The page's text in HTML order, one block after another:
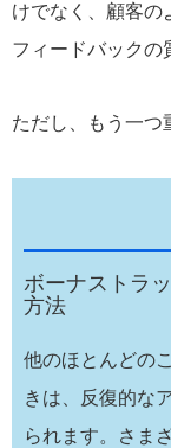
けでなく、顧客の
フィードバックの
ただし、もう一
ボーナストラ
方法
他のほとんどの
きは、反復的な
られます。さま